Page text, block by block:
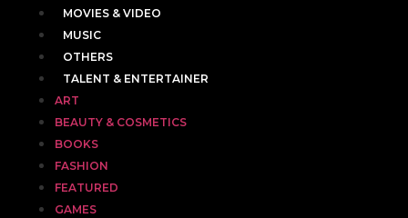
MOVIES & VIDEO
MUSIC
OTHERS
TALENT & ENTERTAINER
ART
BEAUTY & COSMETICS
BOOKS
FASHION
FEATURED
GAMES